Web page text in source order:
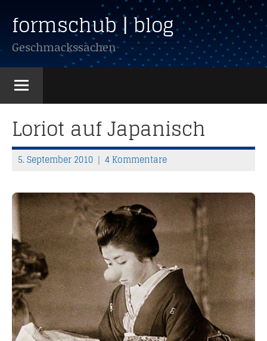
Inhalt
springen
formschub | blog
Geschmackssachen
Loriot auf Japanisch
5. September 2010
T
o
m
a
s
4 Kommentare